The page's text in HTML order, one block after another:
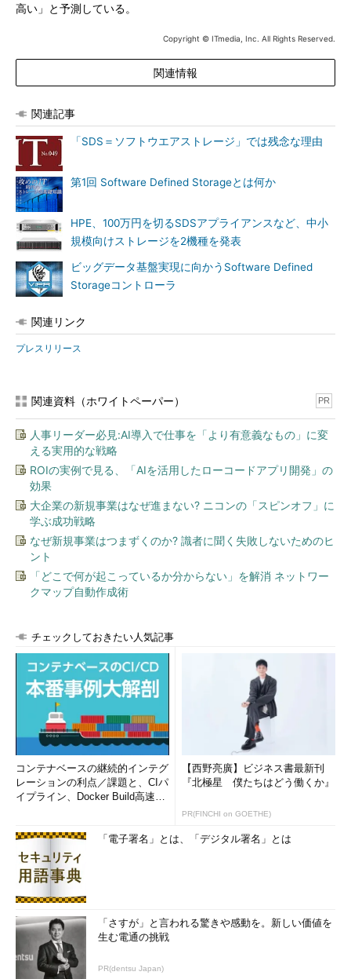
高い」と予測している。
Copyright © ITmedia, Inc. All Rights Reserved.
関連情報
関連記事
「SDS＝ソフトウエアストレージ」では残念な理由
第1回 Software Defined Storageとは何か
HPE、100万円を切るSDSアプライアンスなど、中小
規模向けストレージを2機種を発表
ビッグデータ基盤実現に向かうSoftware Defined
Storageコントローラ
関連リンク
プレスリリース
関連資料（ホワイトペーパー） PR
人事リーダー必見:AI導入で仕事を「より有意義なもの」に変
える実用的な戦略
ROIの実例で見る、「AIを活用したローコードアプリ開発」の
効果
大企業の新規事業はなぜ進まない? ニコンの「スピンオフ」に
学ぶ成功戦略
なぜ新規事業はつまずくのか? 識者に聞く失敗しないためのヒ
ント
「どこで何が起こっているか分からない」を解消 ネットワー
クマップ自動作成術
チェックしておきたい人気記事
コンテナベースの継続的インテグ
レーションの利点／課題と、CIパ
イプライン、Docker Build高速化
【西野亮廣】ビジネス書最新刊
『北極星 僕たちはどう働くか』
PR(FINCHI on GOETHE)
「電子署名」とは、「デジタル署名」とは
「さすが」と言われる驚きや感動を。新しい価値を
生む電通の挑戦
PR(dentsu Japan)